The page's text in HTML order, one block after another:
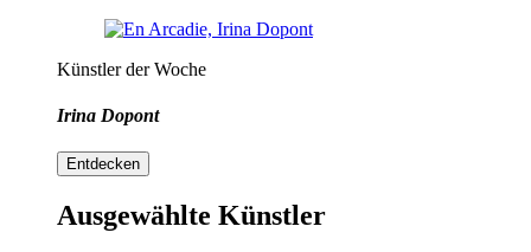
Künstler der Woche
Irina Dopont
Entdecken
Ausgewählte Künstler